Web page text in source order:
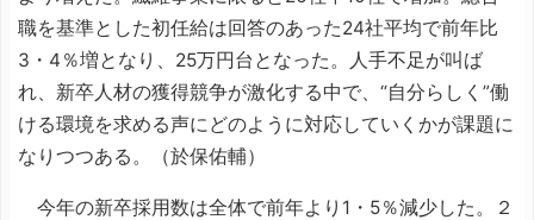
職を基準とした初任給は回答のあった24社平均で前年比
3・4％増となり、25万円台となった。人手不足が叫ば
れ、新卒人材の獲得競争が激化する中で、“自分らしく”働
ける環境を求める声にどのように対応していくかが課題に
なりつつある。（於保佑輔）
今年の新卒採用数は全体で前年より1・5％減少した。２